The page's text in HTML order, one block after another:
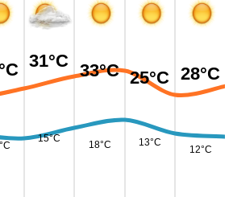
31°C
15°C
33°C
18°C
25°C
13°C
28°C
12°C